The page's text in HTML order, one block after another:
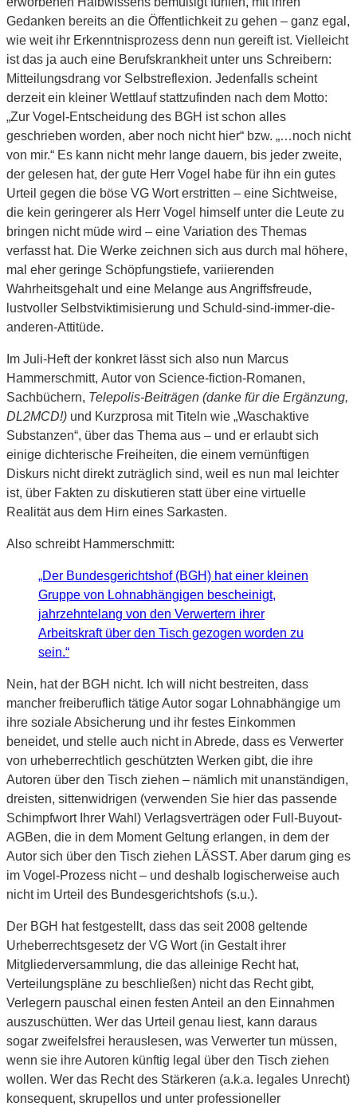
Gedanken bereits an die Öffentlichkeit zu gehen – ganz egal,
wie weit ihr Erkenntnisprozess denn nun gereift ist. Vielleicht
ist das ja auch eine Berufskrankheit unter uns Schreibern:
Mitteilungsdrang vor Selbstreflexion. Jedenfalls scheint
derzeit ein kleiner Wettlauf stattzufinden nach dem Motto:
„Zur Vogel-Entscheidung des BGH ist schon alles
geschrieben worden, aber noch nicht hier“ bzw. „…noch nicht
von mir.“ Es kann nicht mehr lange dauern, bis jeder zweite,
der gelesen hat, der gute Herr Vogel habe für ihn ein gutes
Urteil gegen die böse VG Wort erstritten – eine Sichtweise,
die kein geringerer als Herr Vogel himself unter die Leute zu
bringen nicht müde wird – eine Variation des Themas
verfasst hat. Die Werke zeichnen sich aus durch mal höhere,
mal eher geringe Schöpfungstiefe, variierenden
Wahrheitsgehalt und eine Melange aus Angriffsfreude,
lustvoller Selbstviktimisierung und Schuld-sind-immer-die-
anderen-Attitüde.
Im Juli-Heft der konkret lässt sich also nun Marcus
Hammerschmitt, Autor von Science-fiction-Romanen,
Sachbüchern, Telepolis-Beiträgen (danke für die Ergänzung,
DL2MCD!) und Kurzprosa mit Titeln wie „Waschaktive
Substanzen“, über das Thema aus – und er erlaubt sich
einige dichterische Freiheiten, die einem vernünftigen
Diskurs nicht direkt zuträglich sind, weil es nun mal leichter
ist, über Fakten zu diskutieren statt über eine virtuelle
Realität aus dem Hirn eines Sarkasten.
Also schreibt Hammerschmitt:
„Der Bundesgerichtshof (BGH) hat einer kleinen
Gruppe von Lohnabhängigen bescheinigt,
jahrzehntelang von den Verwertern ihrer
Arbeitskraft über den Tisch gezogen worden zu
sein.“
Nein, hat der BGH nicht. Ich will nicht bestreiten, dass
mancher freiberuflich tätige Autor sogar Lohnabhängige um
ihre soziale Absicherung und ihr festes Einkommen
beneidet, und stelle auch nicht in Abrede, dass es Verwerter
von urheberrechtlich geschützten Werken gibt, die ihre
Autoren über den Tisch ziehen – nämlich mit unanständigen,
dreisten, sittenwidrigen (verwenden Sie hier das passende
Schimpfwort Ihrer Wahl) Verlagsverträgen oder Full-Buyout-
AGBen, die in dem Moment Geltung erlangen, in dem der
Autor sich über den Tisch ziehen LÄSST. Aber darum ging es
im Vogel-Prozess nicht – und deshalb logischerweise auch
nicht im Urteil des Bundesgerichtshofs (s.u.).
Der BGH hat festgestellt, dass das seit 2008 geltende
Urheberrechtsgesetz der VG Wort (in Gestalt ihrer
Mitgliederversammlung, die das alleinige Recht hat,
Verteilungspläne zu beschließen) nicht das Recht gibt,
Verlegern pauschal einen festen Anteil an den Einnahmen
auszuschütten. Wer das Urteil genau liest, kann daraus
sogar zweifelsfrei herauslesen, was Verwerter tun müssen,
wenn sie ihre Autoren künftig legal über den Tisch ziehen
wollen. Wer das Recht des Stärkeren (a.k.a. legales Unrecht)
konsequent, skrupellos und unter professioneller